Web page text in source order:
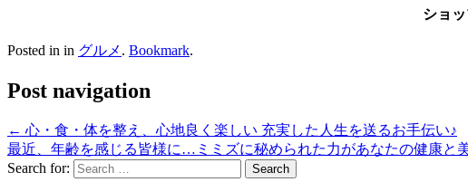
ショ
Posted in in グルメ . Bookmark.
Post navigation
← 心・食・体を整え、心地良く楽しい 充実した人生を送るお手伝い♪
最近、年齢を感じる皆様に…ミミズに秘められた力があなたの健康
Search for: